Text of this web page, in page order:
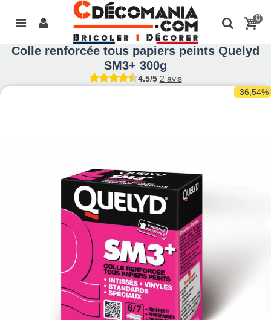
0
Colle renforcée tous papiers peints Quelyd
SM3+ 300g
4.5/5 2 avis
-36,54%